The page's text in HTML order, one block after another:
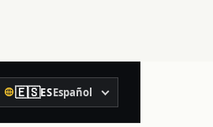
🇪🇸ESEspañol
Idioma